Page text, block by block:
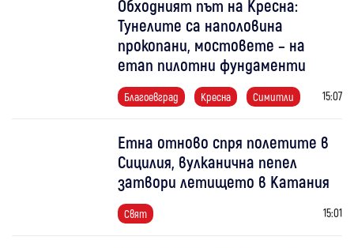
Обходният път на Кресна:
Тунелите са наполовина
прокопани, мостовете – на
етап пилотни фундаменти
Благоевград Кресна Симитли 15:07
Етна отново спря полетите в
Сицилия, вулканична пепел
затвори летището в Катания
Свят 15:01